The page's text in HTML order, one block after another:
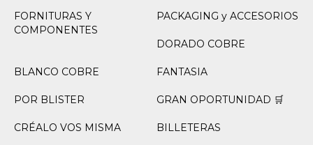
FORNITURAS Y
COMPONENTES
PACKAGING y ACCESORIOS
DORADO COBRE
BLANCO COBRE FANTASIA
POR BLISTER GRAN OPORTUNIDAD 🛒
CRÉALO VOS MISMA BILLETERAS